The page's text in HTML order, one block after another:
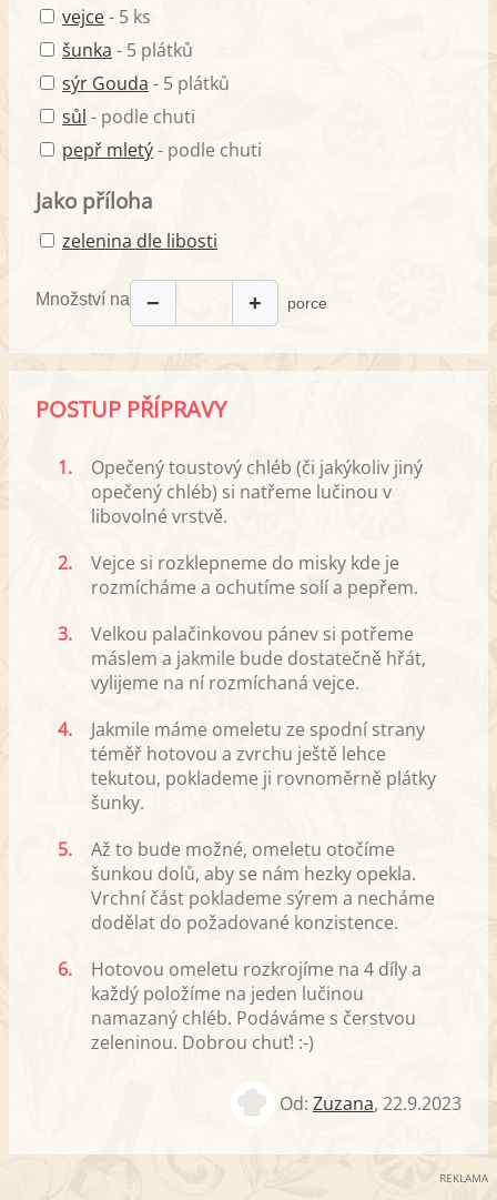
vejce- 5 ks
šunka - 5 plátků
sýr Gouda - 5 plátků
sůl - podle chuti
pepř mletý- podle chuti
Jako příloha
zelenina dle libosti
Množství na − + porce
POSTUP PŘÍPRAVY
1.
Opečený toustový chléb (či jakýkoliv jiný
opečený chléb) si natřeme lučinou v
libovolné vrstvě.
2.
Vejce si rozklepneme do misky kde je
rozmícháme a ochutíme solí a pepřem.
3.
Velkou palačinkovou pánev si potřeme
máslem a jakmile bude dostatečně hřát,
vylijeme na ní rozmíchaná vejce.
4.
Jakmile máme omeletu ze spodní strany
téměř hotovou a zvrchu ještě lehce
tekutou, poklademe ji rovnoměrně plátky
šunky.
5.
Až to bude možné, omeletu otočíme
šunkou dolů, aby se nám hezky opekla.
Vrchní část poklademe sýrem a necháme
dodělat do požadované konzistence.
6.
Hotovou omeletu rozkrojíme na 4 díly a
každý položíme na jeden lučinou
namazaný chléb. Podáváme s čerstvou
zeleninou. Dobrou chuť! :-)
Od: Zuzana, 22.9.2023
REKLAMA